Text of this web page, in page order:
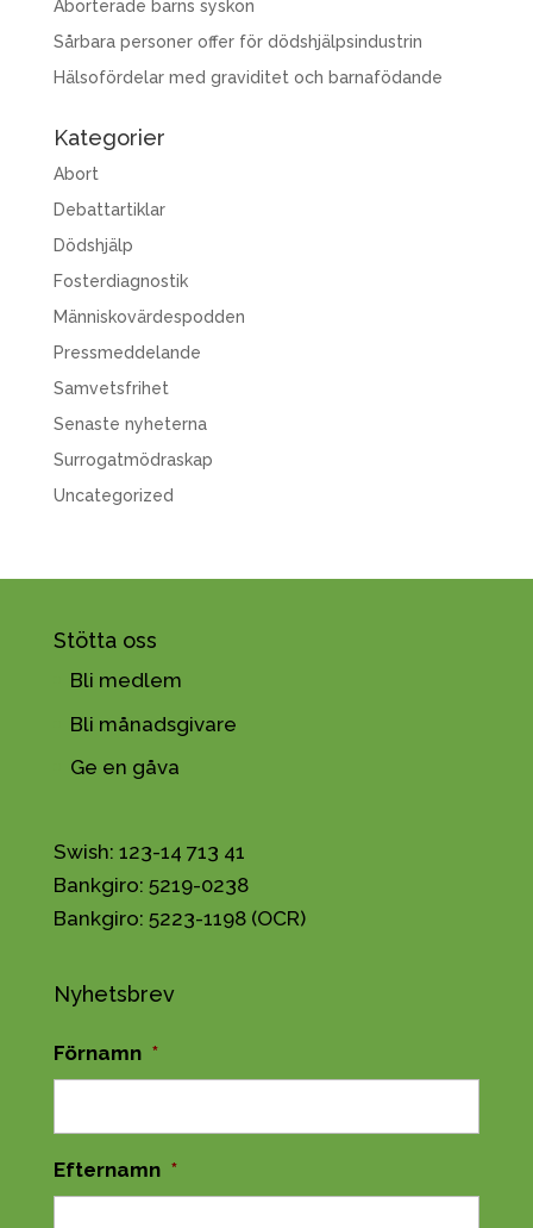
Aborterade barns syskon
Sårbara personer offer för dödshjälpsindustrin
Hälsofördelar med graviditet och barnafödande
Kategorier
Abort
Debattartiklar
Dödshjälp
Fosterdiagnostik
Människovärdespodden
Pressmeddelande
Samvetsfrihet
Senaste nyheterna
Surrogatmödraskap
Uncategorized
Stötta oss
Bli medlem
Bli månadsgivare
Ge en gåva
Swish: 123-14 713 41
Bankgiro: 5219-0238
Bankgiro: 5223-1198 (OCR)
Nyhetsbrev
Förnamn *
Efternamn *